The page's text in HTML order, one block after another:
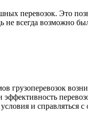
перевозок. Это
всегда возможно
и справляться